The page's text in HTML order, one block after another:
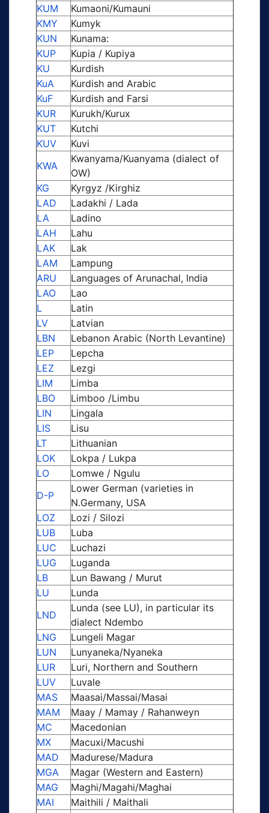
KUM
Kumaoni/Kumauni
KMY
Kumyk
KUN
Kunama:
KUP
Kupia / Kupiya
KU
Kurdish
KuA
Kurdish and Arabic
KuF
Kurdish and Farsi
KUR
Kurukh/Kurux
KUT
Kutchi
KUV
Kuvi
KWA
Kwanyama/Kuanyama (dialect of
OW)
KG
Kyrgyz /Kirghiz
LAD
Ladakhi / Lada
LA
Ladino
LAH
Lahu
LAK
Lak
LAM
Lampung
ARU
Languages of Arunachal, India
LAO
Lao
L
Latin
LV
Latvian
LBN
Lebanon Arabic (North Levantine)
LEP
Lepcha
LEZ
Lezgi
LIM
Limba
LBO
Limboo /Limbu
LIN
Lingala
LIS
Lisu
LT
Lithuanian
LOK
Lokpa / Lukpa
LO
Lomwe / Ngulu
D-P
Lower German (varieties in
N.Germany, USA
LOZ
Lozi / Silozi
LUB
Luba
LUC
Luchazi
LUG
Luganda
LB
Lun Bawang / Murut
LU
Lunda
LND
Lunda (see LU), in particular its
dialect Ndembo
LNG
Lungeli Magar
LUN
Lunyaneka/Nyaneka
LUR
Luri, Northern and Southern
LUV
Luvale
MAS
Maasai/Massai/Masai
MAM
Maay / Mamay / Rahanweyn
MC
Macedonian
MX
Macuxi/Macushi
MAD
Madurese/Madura
MGA
Magar (Western and Eastern)
MAG
Maghi/Magahi/Maghai
MAI
Maithili / Maithali